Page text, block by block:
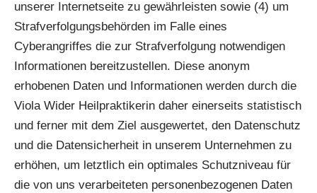
unserer Internetseite zu gewährleisten sowie (4) um
Strafverfolgungsbehörden im Falle eines
Cyberangriffes die zur Strafverfolgung notwendigen
Informationen bereitzustellen. Diese anonym
erhobenen Daten und Informationen werden durch die
Viola Wider Heilpraktikerin daher einerseits statistisch
und ferner mit dem Ziel ausgewertet, den Datenschutz
und die Datensicherheit in unserem Unternehmen zu
erhöhen, um letztlich ein optimales Schutzniveau für
die von uns verarbeiteten personenbezogenen Daten